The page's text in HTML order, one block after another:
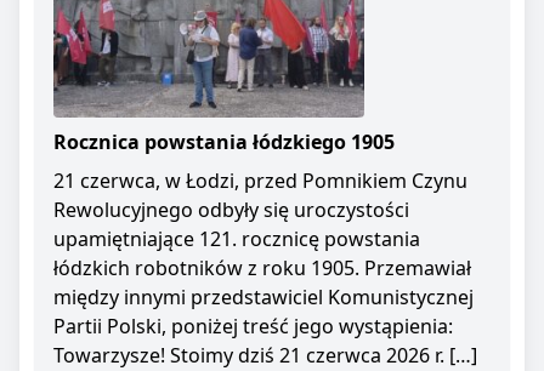
Rocznica powstania łódzkiego 1905
21 czerwca, w Łodzi, przed Pomnikiem Czynu
Rewolucyjnego odbyły się uroczystości
upamiętniające 121. rocznicę powstania
łódzkich robotników z roku 1905. Przemawiał
między innymi przedstawiciel Komunistycznej
Partii Polski, poniżej treść jego wystąpienia:
Towarzysze! Stoimy dziś 21 czerwca 2026 r. […]